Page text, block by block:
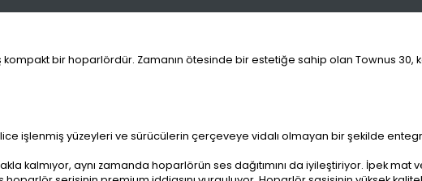
kompakt bir hoparlördür. Zamanın ötesinde bir estetiğe sahip olan Townus
işlenmiş yüzeyleri ve sürücülerin çerçeveye vidalı olmayan bir şekilde
kalmıyor, aynı zamanda hoparlörün ses dağıtımını da iyileştiriyor. İpek mat